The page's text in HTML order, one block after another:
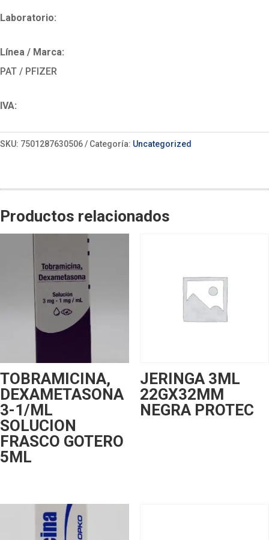
Laboratorio:
Línea / Marca:
PAT / PFIZER
IVA:
SKU: 7501287630506 Categoría: Uncategorized
Productos relacionados
TOBRAMICINA,
DEXAMETASONA
3-1/ML
SOLUCION
FRASCO GOTERO
5ML
JERINGA 3ML
22GX32MM
NEGRA PROTEC